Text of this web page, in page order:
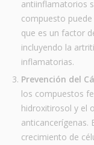
antiinflamatorios
compuesto
que es un factor
incluyendo la
inflamatorias.
Prevención del
los compuestos
hidroxitirosol y el
anticancerígenas.
crecimiento de